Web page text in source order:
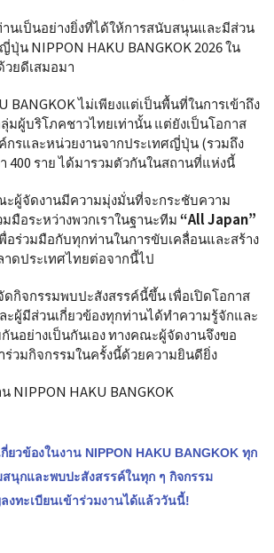
เป็นอย่างยิ่งที่ได้ให้การสนับสนุนและมีส่วน
น NIPPON HAKU BANGKOK 2026 ใน
ยดีเสมอมา
BANGKOK ไม่เพียงแต่เป็นพื้นที่ในการเข้าถึง
มผู้บริโภคชาวไทยเท่านั้น แต่ยังเป็นโอกาส
กรและหน่วยงานจากประเทศญี่ปุ่น (รวมถึง
400 ราย ได้มารวมตัวกันในสถานที่แห่งนี้
ะผู้จัดงานมีความมุ่งมั่นที่จะกระชับความ
มือระหว่างพวกเราในฐานะทีม“All Japan”
ร่วมมือกับทุกท่านในการขับเคลื่อนและสร้าง
ดประเทศไทยต่อจากนี้ไป
ดกิจกรรมพบปะสังสรรค์นี้ขึ้น เพื่อเปิดโอกาส
ะผู้มีส่วนเกี่ยวข้องทุกท่านได้ทำความรู้จักและ
นอย่างเป็นกันเอง ทางคณะผู้จัดงานจึงขอ
ร่วมกิจกรรมในครั้งนี้ด้วยความยินดียิ่ง
NIPPON HAKU BANGKOK
วข้องในงาน NIPPON HAKU BANGKOK ทุก
นุกและพบปะสังสรรค์ในทุก ๆ กิจกรรม
งทะเบียนเข้าร่วมงานได้แล้ววันนี้!